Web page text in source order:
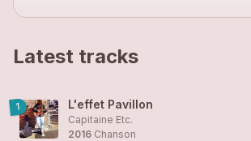
Latest tracks
1 L'effet Pavillon
Capitaine Etc.
2016 Chanson